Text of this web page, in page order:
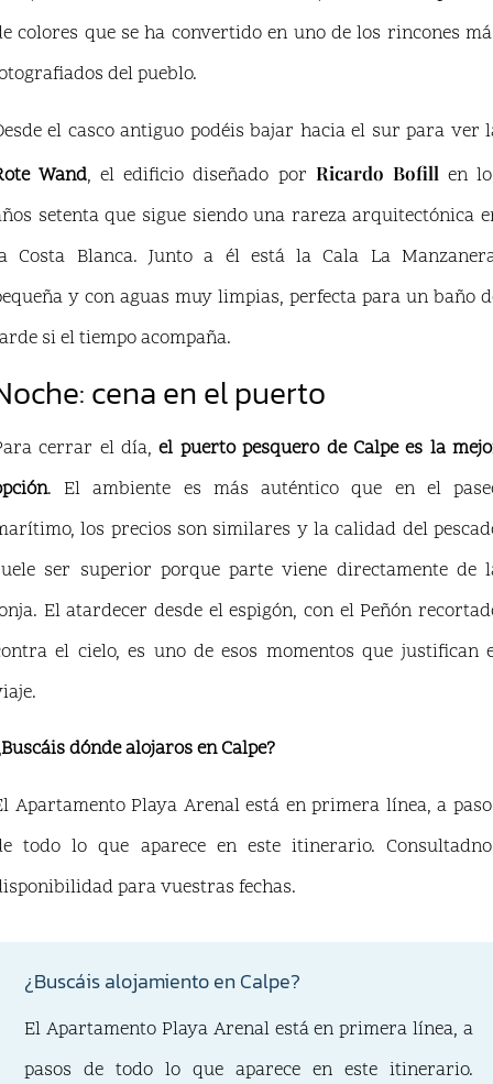
colores que se ha convertido en uno de los rincones
del pueblo.
el casco antiguo podéis bajar hacia el sur para ver
Wand, el edificio diseñado por Ricardo Bofillen
setenta que sigue siendo una rareza arquitectónica
Costa Blanca. Junto a él está la Cala La
y con aguas muy limpias, perfecta para un baño
si el tiempo acompaña.
cena en el puerto
cerrar el día,el puerto pesquero de Calpe es la
. El ambiente es más auténtico que en el
los precios son similares y la calidad del
ser superior porque parte viene directamente de
El atardecer desde el espigón, con el Peñón
el cielo, es uno de esos momentos que justifican
dónde alojaros en Calpe?
Apartamento Playa Arenal está en primera línea, a
todo lo que aparece en este itinerario.
para vuestras fechas.
¿Buscáis alojamiento en Calpe?
El Apartamento Playa Arenal está en primera línea, a
pasos de todo lo que aparece en este itinerario.